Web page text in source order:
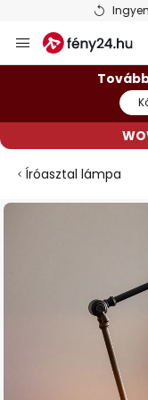
Ugrás
a
tartalomhoz
Íróasztal lámpa
Ugrás